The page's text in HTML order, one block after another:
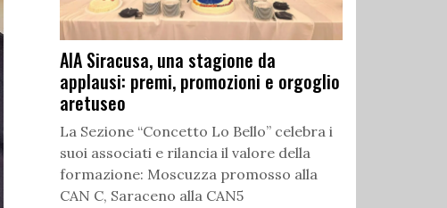
AIA Siracusa, una stagione da
applausi: premi, promozioni e orgoglio
aretuseo
La Sezione “Concetto Lo Bello” celebra i
suoi associati e rilancia il valore della
formazione: Moscuzza promosso alla
CAN C, Saraceno alla CAN5